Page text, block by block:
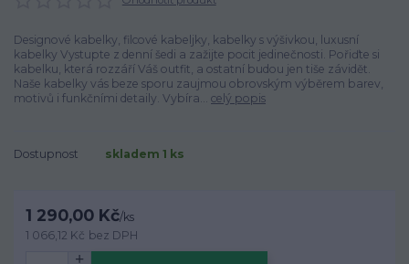
Designové kabelky, filcové kabeljky, kabelky s výšivkou, luxusní
kabelky Vystupte z denní šedi a zažijte pocit jedinečnosti. Pořiďte si
kabelku, která rozzáří Váš outfit, a ostatní budou jen tiše závidět.
Naše kabelky vás beze sporu zaujmou obrovským výběrem barev,
motivů i funkčními detaily. Vybíra... celý popis
Dostupnost skladem 1 ks
1 290,00 Kč/ks
1 066,12 Kč bez DPH